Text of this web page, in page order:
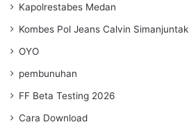
Kapolrestabes Medan
Kombes Pol Jeans Calvin Simanjuntak
OYO
pembunuhan
FF Beta Testing 2026
Cara Download